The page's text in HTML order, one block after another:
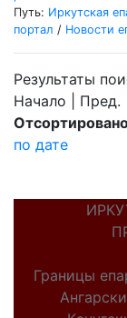
Путь: Иркутская
портал / Новости
Результаты
Начало | Пред. |
по дате
Границы